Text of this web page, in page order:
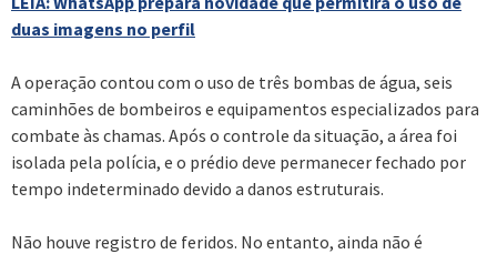
duas imagens no perfil
A operação contou com o uso de três bombas de água, seis
caminhões de bombeiros e equipamentos especializados para
combate às chamas. Após o controle da situação, a área foi
isolada pela polícia, e o prédio deve permanecer fechado por
tempo indeterminado devido a danos estruturais.
Não houve registro de feridos. No entanto, ainda não é